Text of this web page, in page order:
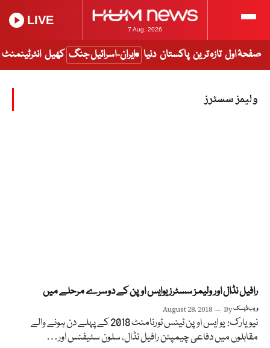
7 Aug, 2026
LIVE
صفحۂ اول تازہ ترین پاکستان دنیا ایران-اسرائیل جنگ کھیل انٹرٹینمنٹ
ولیمز سسٹرز
رافیل نڈال اور ولیمز سسٹرز یوایس اوپن کے دوسرے مرحلے میں
August 28, 2018 Byویب ڈیسک
نیویارک: یو ایس اوپن ٹینس ٹورنامنٹ 2018 کے پہلے دن ہونے والے
مقابلوں میں دفاعی چیمپئن رافیل نڈال، سلون سٹیفنس اور…